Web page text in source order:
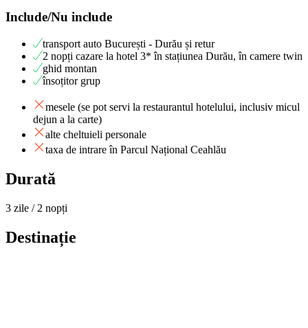
Include/Nu include
transport auto București - Durău și retur
2 nopți cazare la hotel 3* în stațiunea Durău, în camere twin
ghid montan
însoțitor grup
mesele (se pot servi la restaurantul hotelului, inclusiv micul
dejun a la carte)
alte cheltuieli personale
taxa de intrare în Parcul Național Ceahlău
Durată
3 zile / 2 nopți
Destinație